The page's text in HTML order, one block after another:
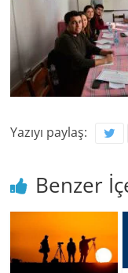
Yazıyı paylaş:
Benzer